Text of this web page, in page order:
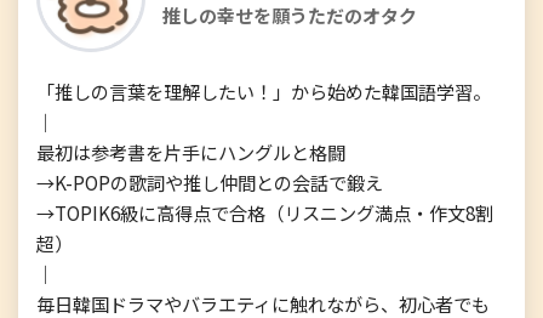
推しの幸せを願うただのオタク
「推しの言葉を理解したい！」から始めた韓国語学習。
｜
最初は参考書を片手にハングルと格闘
→K-POPの歌詞や推し仲間との会話で鍛え
→TOPIK6級に高得点で合格（リスニング満点・作文8割
超）
｜
毎日韓国ドラマやバラエティに触れながら、初心者でも